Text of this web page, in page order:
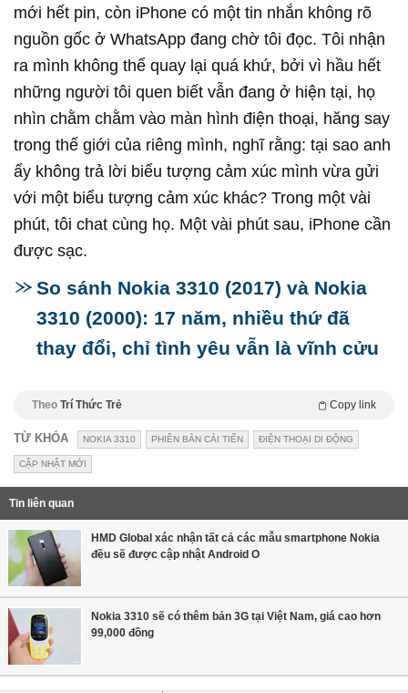
mới hết pin, còn iPhone có một tin nhắn không rõ
nguồn gốc ở WhatsApp đang chờ tôi đọc. Tôi nhận
ra mình không thể quay lại quá khứ, bởi vì hầu hết
những người tôi quen biết vẫn đang ở hiện tại, họ
nhìn chằm chằm vào màn hình điện thoại, hăng say
trong thế giới của riêng mình, nghĩ rằng: tại sao anh
ấy không trả lời biểu tượng cảm xúc mình vừa gửi
với một biểu tượng cảm xúc khác? Trong một vài
phút, tôi chat cùng họ. Một vài phút sau, iPhone cần
được sạc.
So sánh Nokia 3310 (2017) và Nokia
3310 (2000): 17 năm, nhiều thứ đã
thay đổi, chỉ tình yêu vẫn là vĩnh cửu
Theo Trí Thức Trẻ Copy link
TỪ KHÓA NOKIA 3310 PHIÊN BẢN CẢI TIẾN ĐIỆN THOẠI DI ĐỘNG
CẬP NHẬT MỚI
Tin liên quan
HMD Global xác nhận tất cả các mẫu smartphone Nokia
đều sẽ được cập nhật Android O
Nokia 3310 sẽ có thêm bản 3G tại Việt Nam, giá cao hơn
99,000 đồng